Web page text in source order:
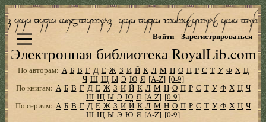
Электронная библиотека RoyalLib.com
Войти Зарегистрироваться
По авторам: А Б В Г Д Е Ж З И Й К Л М Н О П Р С Т У Ф Х Ц
Ч Ш Щ Ы Э Ю Я [A-Z] [0-9]
По книгам: А Б В Г Д Е Ж З И Й К Л М Н О П Р С Т У Ф Х Ц Ч
Ш Щ Ы Э Ю Я [A-Z] [0-9]
По сериям: А Б В Г Д Е Ж З И Й К Л М Н О П Р С Т У Ф Х Ц Ч
Ш Щ Ы Э Ю Я [A-Z] [0-9]